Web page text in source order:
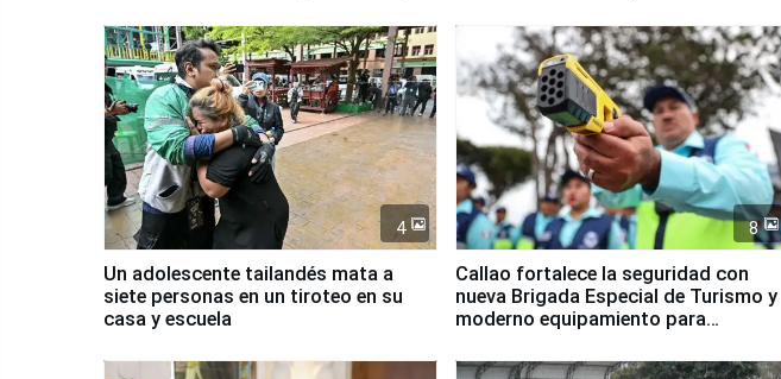
4
Un adolescente tailandés mata a
siete personas en un tiroteo en su
casa y escuela
8
Callao fortalece la seguridad con
nueva Brigada Especial de Turismo y
moderno equipamiento para